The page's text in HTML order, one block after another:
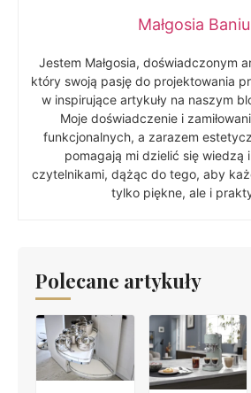
Małgosia
Jestem Małgosia, doświadczonym
który swoją pasję do projektowania
w inspirujące artykuły na naszym
Moje doświadczenie i
funkcjonalnych, a zarazem
pomagają mi dzielić się wiedzą
czytelnikami, dążąc do tego, aby
tylko piękne, ale i
Polecane artykuły